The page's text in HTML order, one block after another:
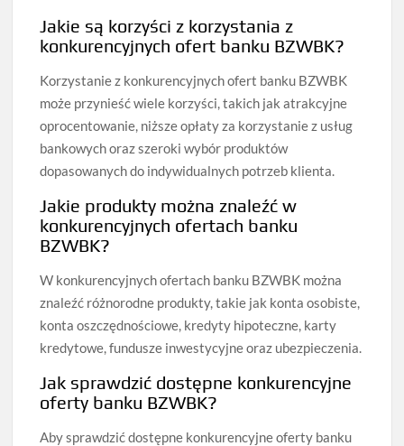
Jakie są korzyści z korzystania z
konkurencyjnych ofert banku BZWBK?
Korzystanie z konkurencyjnych ofert banku BZWBK
może przynieść wiele korzyści, takich jak atrakcyjne
oprocentowanie, niższe opłaty za korzystanie z usług
bankowych oraz szeroki wybór produktów
dopasowanych do indywidualnych potrzeb klienta.
Jakie produkty można znaleźć w
konkurencyjnych ofertach banku
BZWBK?
W konkurencyjnych ofertach banku BZWBK można
znaleźć różnorodne produkty, takie jak konta osobiste,
konta oszczędnościowe, kredyty hipoteczne, karty
kredytowe, fundusze inwestycyjne oraz ubezpieczenia.
Jak sprawdzić dostępne konkurencyjne
oferty banku BZWBK?
Aby sprawdzić dostępne konkurencyjne oferty banku